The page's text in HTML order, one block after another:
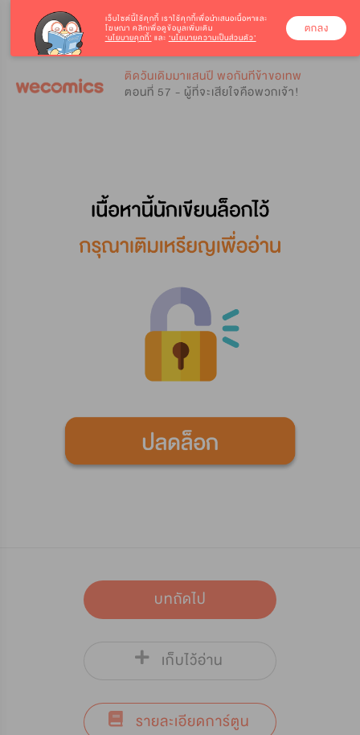
ติดวันเดิมมาแสนปี พอกันทีข้าขอเทพ
ตอนที่ 57 - ผู้ที่จะเสียใจคือพวกเจ้า!
บทถัดไป
เก็บไว้อ่าน
รายละเอียดการ์ตูน
เว็บไซต์นี้ใช้คุกกี้ เราใช้คุกกี้เพื่อนำเสนอเนื้อหาและ
โฆษณา คลิกเพื่อดูข้อมูลเพิ่มเติม
‘นโยบายคุกกี้’ และ ‘นโยบายความเป็นส่วนตัว’
ตกลง